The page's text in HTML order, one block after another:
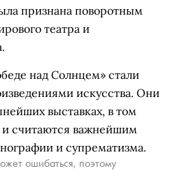
признана поворотным
театра и
над Солнцем» стали
искусства. Они
выставках, в том
и считаются важнейшим
и супрематизма.
ошибаться, поэтому